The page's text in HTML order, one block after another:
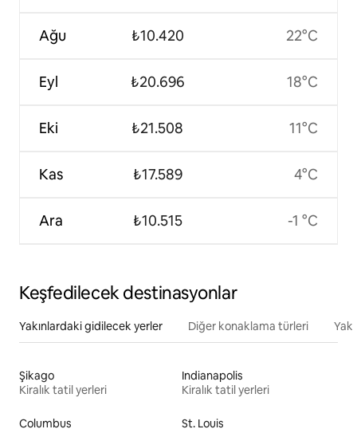
Ağu
Eyl
Eki
Kas
Ara
₺10.420
₺20.696
₺21.508
₺17.589
₺10.515
22°C
18°C
11°C
4°C
-1 °C
Keşfedilecek destinasyonlar
Yakınlardaki gidilecek yerler Diğer konaklama türleri
Şikago
Kiralık tatil yerleri
Indianapolis
Kiralık tatil yerleri
Columbus St. Louis